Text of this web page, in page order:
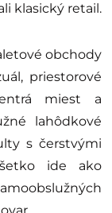
klasický retail.
obchody
priestorové
miest a
lahôdkové
s čerstvými
ide ako